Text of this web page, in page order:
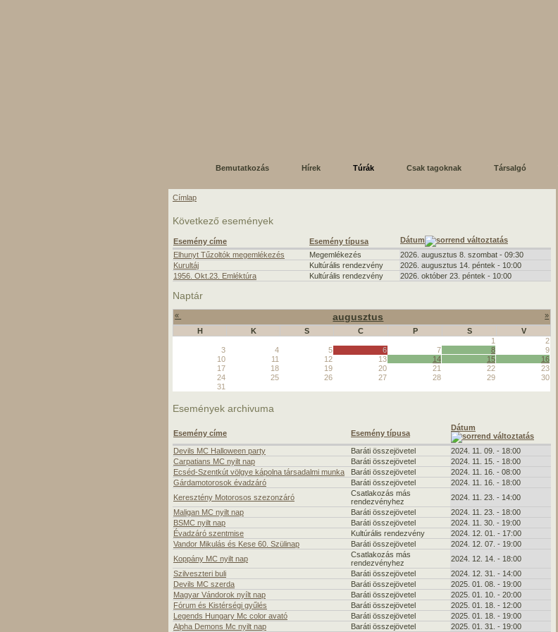
Bemutatkozás Hírek Túrák Csak tagoknak Társalgó
Címlap
Következő események
Esemény címe Esemény típusa
Dátum
Elhunyt Tűzoltók megemlékezés
Megemlékezés
2026. augusztus 8. szombat - 09:30
Kurultáj
Kultúrális rendezvény
2026. augusztus 14. péntek - 10:00
1956. Okt.23. Emléktúra
Kultúrális rendezvény 2026. október 23. péntek - 10:00
Naptár
« augusztus
»
H
K S C P S
V
1
2
3
4 5 6 7 8
9
10
11 12 13 14 15
16
17
18 19 20 21 22
23
24
25 26 27 28 29
30
31
Események archivuma
Esemény címe Esemény típusa
Dátum
Devils MC Halloween party Baráti összejövetel
2024. 11. 09. - 18:00
Carpatians MC nyilt nap
Baráti összejövetel
2024. 11. 15. - 18:00
Ecséd-Szentkút völgye kápolna társadalmi munka
Baráti összejövetel
2024. 11. 16. - 08:00
Gárdamotorosok évadzáró
Baráti összejövetel
2024. 11. 16. - 18:00
Keresztény Motorosos szezonzáró
Csatlakozás más
rendezvényhez
2024. 11. 23. - 14:00
Maligan MC nyilt nap
Baráti összejövetel
2024. 11. 23. - 18:00
BSMC nyilt nap
Baráti összejövetel
2024. 11. 30. - 19:00
Évadzáró szentmise
Kultúrális rendezvény
2024. 12. 01. - 17:00
Vandor Mikulás és Kese 60. Szülinap
Baráti összejövetel
2024. 12. 07. - 19:00
Koppány MC nyilt nap
Csatlakozás más
rendezvényhez
2024. 12. 14. - 18:00
Szilveszteri buli
Baráti összejövetel
2024. 12. 31. - 14:00
Devils MC szerda
Baráti összejövetel
2025. 01. 08. - 19:00
Magyar Vándorok nyílt nap
Baráti összejövetel
2025. 01. 10. - 20:00
Fórum és Kistérségi gyűlés
Baráti összejövetel
2025. 01. 18. - 12:00
Legends Hungary Mc color avató
Baráti összejövetel
2025. 01. 18. - 19:00
Alpha Demons Mc nyilt nap
Baráti összejövetel 2025. 01. 31. - 19:00